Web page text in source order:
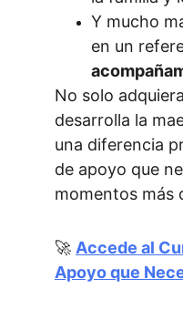
Y mucho
en un
No solo
desarrolla la
una diferencia
de apoyo que
momentos más
🚀 Accede al
Apoyo que